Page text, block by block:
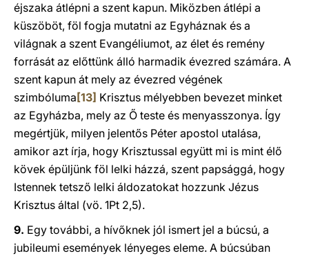
éjszaka átlépni a szent kapun. Miközben átlépi a
küszöböt, föl fogja mutatni az Egyháznak és a
világnak a szent Evangéliumot, az élet és remény
forrását az előttünk álló harmadik évezred számára. A
szent kapun át mely az évezred végének
szimbóluma [13] Krisztus mélyebben bevezet minket
az Egyházba, mely az Ő teste és menyasszonya. Így
megértjük, milyen jelentős Péter apostol utalása,
amikor azt írja, hogy Krisztussal együtt mi is mint élő
kövek épüljünk föl lelki házzá, szent papsággá, hogy
Istennek tetsző lelki áldozatokat hozzunk Jézus
Krisztus által (vö. 1Pt 2,5).
9. Egy további, a hívőknek jól ismert jel a búcsú, a
jubileumi események lényeges eleme. A búcsúban